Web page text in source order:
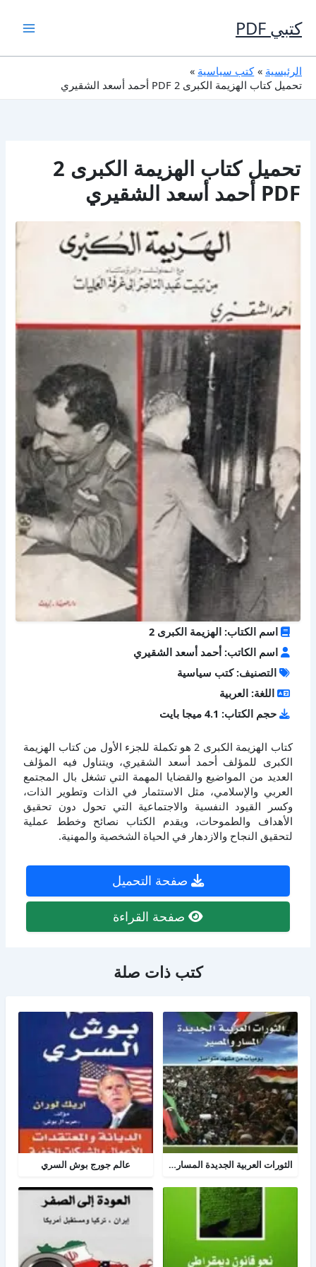
إلى
المحتوى
كتبي PDF
الرئيسية
كتب سياسية
تحميل كتاب الهزيمة الكبرى 2 PDF أحمد أسعد الشقيري
تحميل كتاب الهزيمة الكبرى 2
PDF أحمد أسعد الشقيري
اسم الكتاب: الهزيمة الكبرى 2
اسم الكاتب: أحمد أسعد الشقيري
التصنيف: كتب سياسية
اللغة: العربية
حجم الكتاب: 4.1 ميجا بايت
كتاب الهزيمة الكبرى 2 هو تكملة للجزء الأول من كتاب الهزيمة
الكبرى للمؤلف أحمد أسعد الشقيري، ويتناول فيه المؤلف
العديد من المواضيع والقضايا المهمة التي تشغل بال المجتمع
العربي والإسلامي، مثل الاستثمار في الذات وتطوير الذات،
وكسر القيود النفسية والاجتماعية التي تحول دون تحقيق
الأهداف والطموحات، ويقدم الكتاب نصائح وخطط عملية
لتحقيق النجاح والازدهار في الحياة الشخصية والمهنية.
صفحة التحميل
صفحة القراءة
كتب ذات صلة
الثورات العربية الجديدة المسار والمصير عالم جورج بوش السري